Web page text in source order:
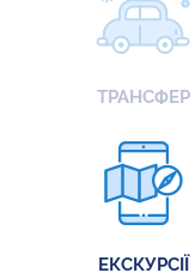
ТРАНСФЕР
ЕКСКУРСІЇ